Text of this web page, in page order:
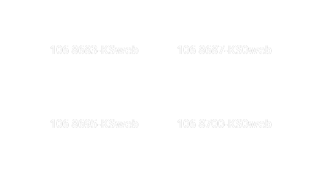
106 8683-KSweb 106 8687-KS0web
106 8695-KSweb 106 8700-KS0web